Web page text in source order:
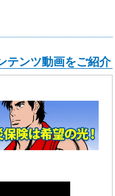
テンツ動画をご紹介